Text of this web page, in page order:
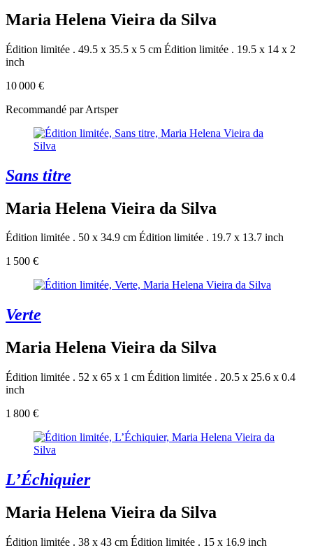
Maria Helena Vieira da Silva
Édition limitée . 49.5 x 35.5 x 5 cm Édition limitée . 19.5 x 14 x 2
inch
10 000 €
Recommandé par Artsper
Sans titre
Maria Helena Vieira da Silva
Édition limitée . 50 x 34.9 cm Édition limitée . 19.7 x 13.7 inch
1 500 €
Verte
Maria Helena Vieira da Silva
Édition limitée . 52 x 65 x 1 cm Édition limitée . 20.5 x 25.6 x 0.4
inch
1 800 €
L’Échiquier
Maria Helena Vieira da Silva
Édition limitée . 38 x 43 cm Édition limitée . 15 x 16.9 inch